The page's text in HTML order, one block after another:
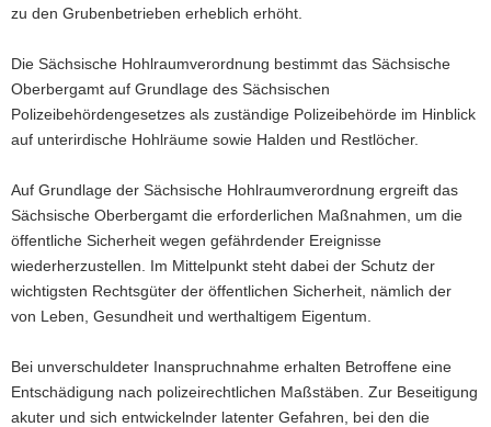
a
i
o
n
zu den Grubenbetrieben erheblich erhöht.
Die Sächsische Hohlraumverordnung bestimmt das Sächsische
Oberbergamt auf Grundlage des Sächsischen
Polizeibehördengesetzes als zuständige Polizeibehörde im Hinblick
auf unterirdische Hohlräume sowie Halden und Restlöcher.
Auf Grundlage der Sächsische Hohlraumverordnung ergreift das
Sächsische Oberbergamt die erforderlichen Maßnahmen, um die
öffentliche Sicherheit wegen gefährdender Ereignisse
wiederherzustellen. Im Mittelpunkt steht dabei der Schutz der
wichtigsten Rechtsgüter der öffentlichen Sicherheit, nämlich der
von Leben, Gesundheit und werthaltigem Eigentum.
Bei unverschuldeter Inanspruchnahme erhalten Betroffene eine
Entschädigung nach polizeirechtlichen Maßstäben. Zur Beseitigung
akuter und sich entwickelnder latenter Gefahren, bei den die